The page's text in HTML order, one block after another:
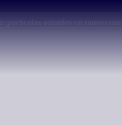
partículas volátiles en tintorerías